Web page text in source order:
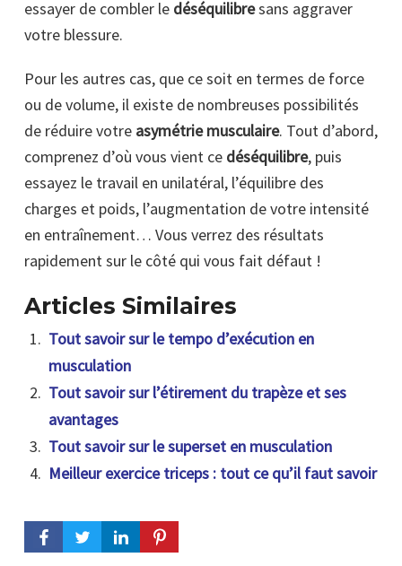
essayer de combler le déséquilibresans aggraver
votre blessure.
Pour les autres cas, que ce soit en termes de force
ou de volume, il existe de nombreuses possibilités
de réduire votre asymétrie musculaire. Tout d’abord,
comprenez d’où vous vient ce déséquilibre, puis
essayez le travail en unilatéral, l’équilibre des
charges et poids, l’augmentation de votre intensité
en entraînement… Vous verrez des résultats
rapidement sur le côté qui vous fait défaut !
Articles Similaires
Tout savoir sur le tempo d’exécution en
musculation
Tout savoir sur l’étirement du trapèze et ses
avantages
Tout savoir sur le superset en musculation
Meilleur exercice triceps : tout ce qu’il faut savoir